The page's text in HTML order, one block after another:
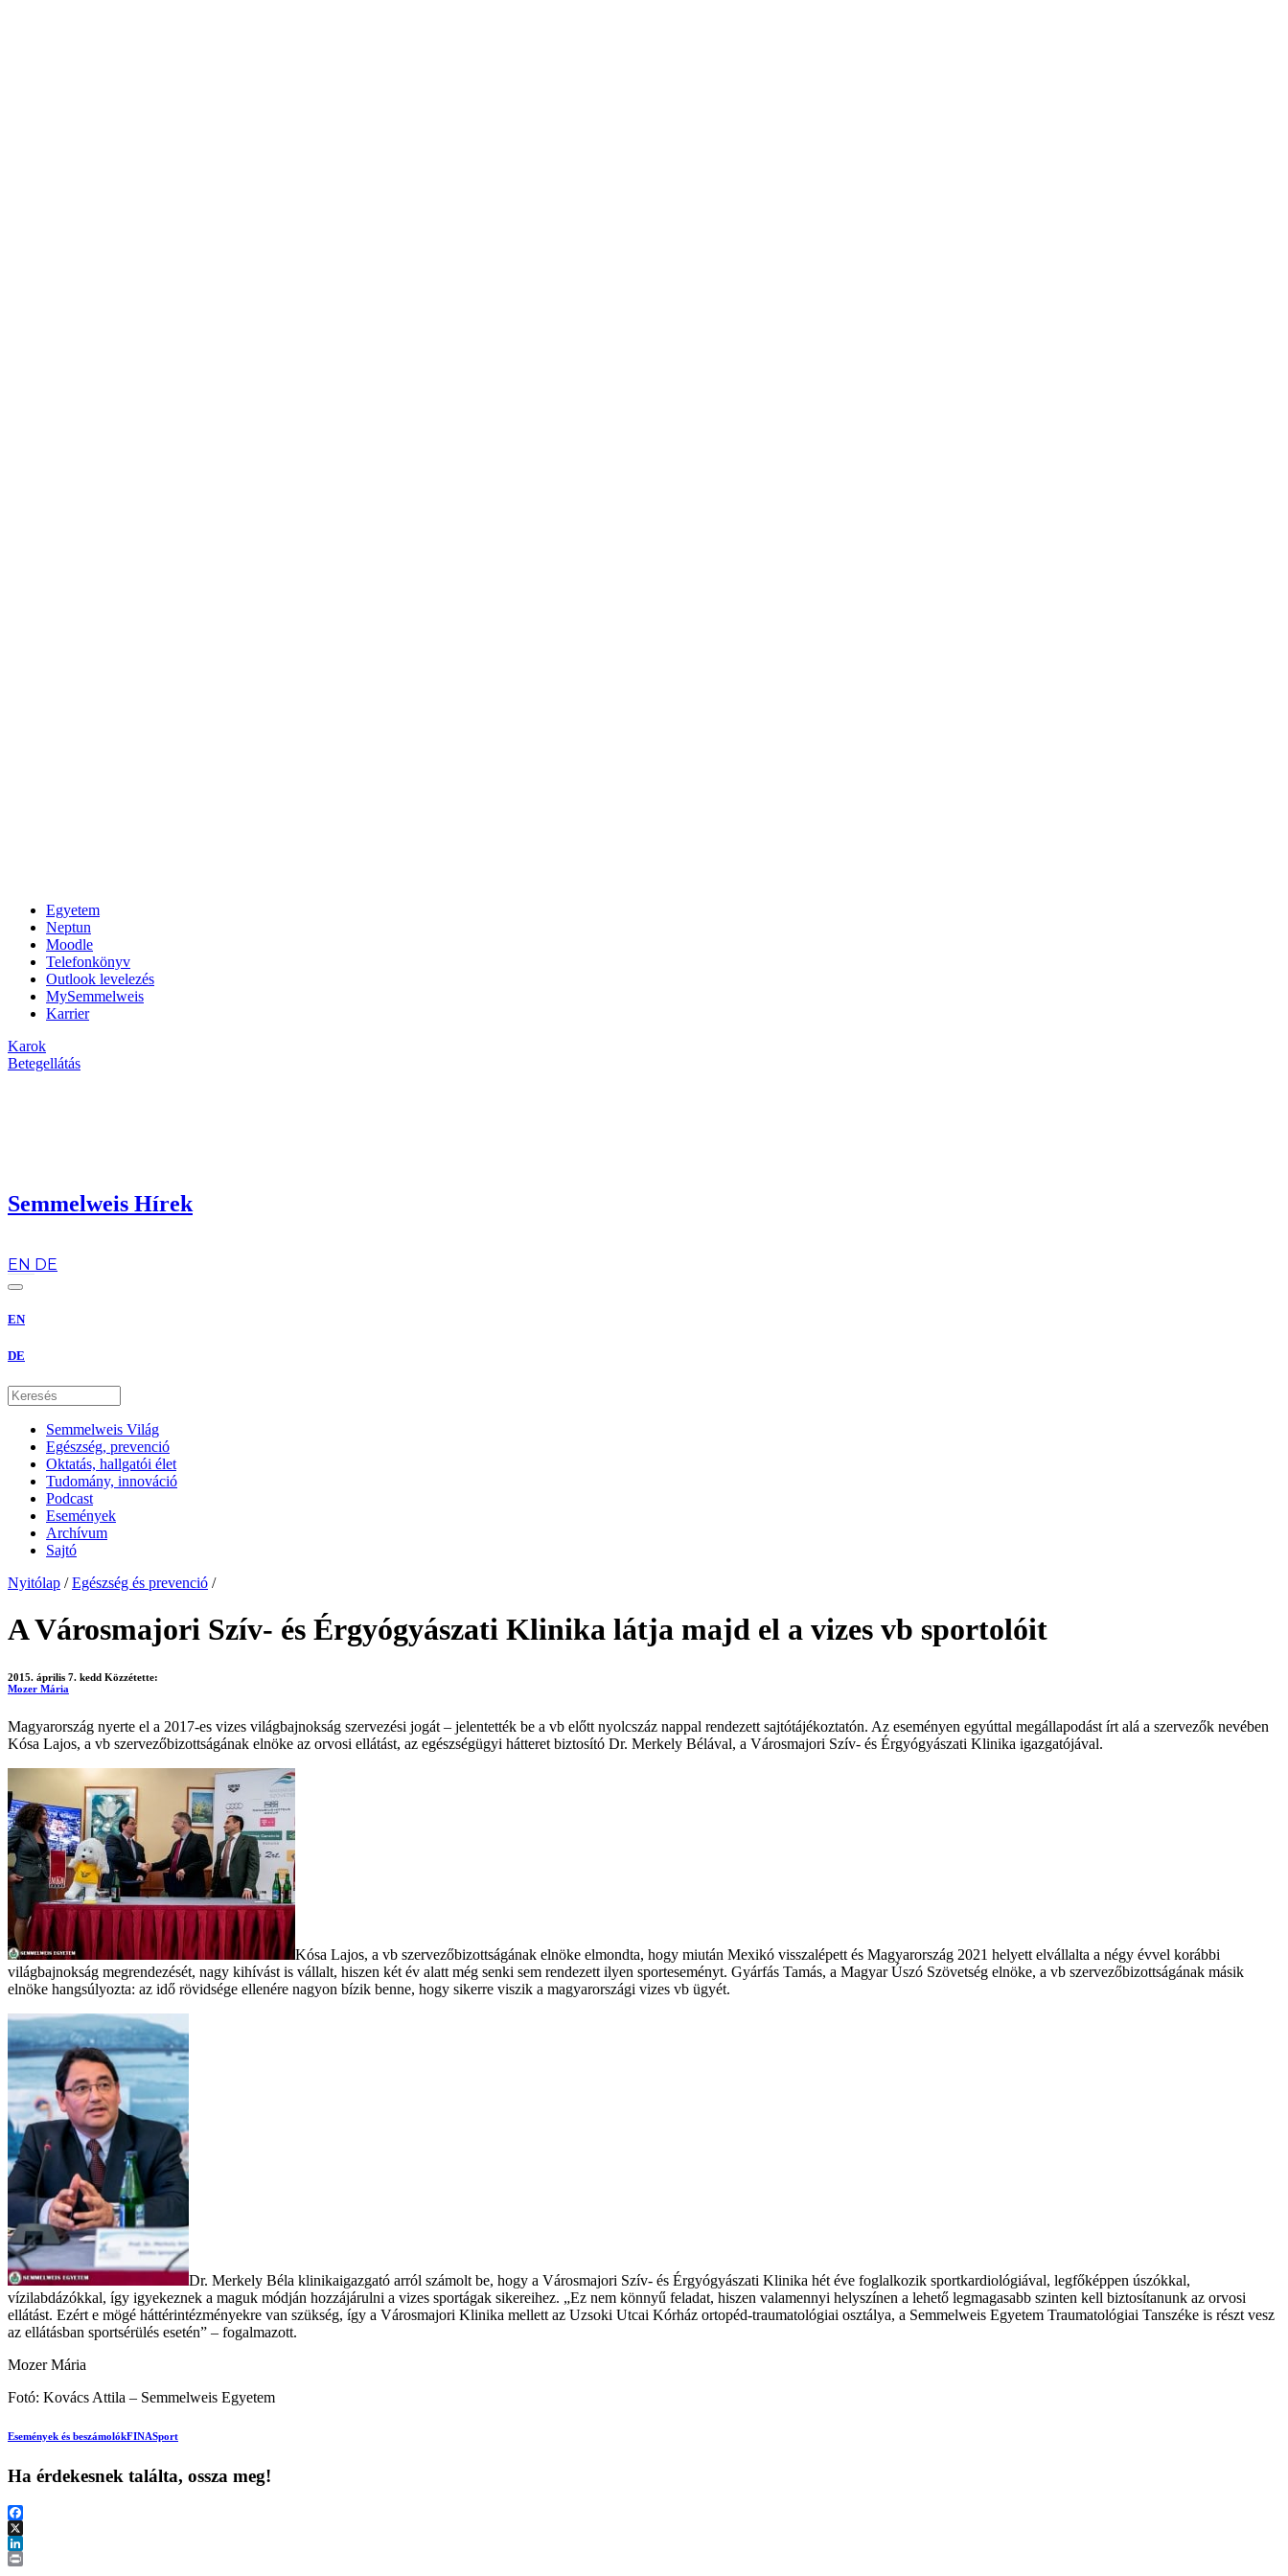
Egyetem
Neptun
Moodle
Telefonkönyv
Outlook levelezés
MySemmelweis
Karrier
Karok
Betegellátás
Semmelweis Hírek
EN DE
EN
DE
Semmelweis Világ
Egészség, prevenció
Oktatás, hallgatói élet
Tudomány, innováció
Podcast
Események
Archívum
Sajtó
Nyitólap / Egészség és prevenció /
A Városmajori Szív- és Érgyógyászati Klinika látja majd el a vizes vb sportolóit
2015. április 7. kedd Közzétette:
Mozer Mária
Magyarország nyerte el a 2017-es vizes világbajnokság szervezési jogát – jelentették be a vb előtt nyolcszáz nappal rendezett sajtótájékoztatón. Az eseményen egyúttal megállapodást írt alá a szervezők nevében
Kósa Lajos, a vb szervezőbizottságának elnöke az orvosi ellátást, az egészségügyi hátteret biztosító Dr. Merkely Bélával, a Városmajori Szív- és Érgyógyászati Klinika igazgatójával.
Kósa Lajos, a vb szervezőbizottságának elnöke elmondta, hogy miután Mexikó visszalépett és Magyarország 2021 helyett elvállalta a négy évvel korábbi
világbajnokság megrendezését, nagy kihívást is vállalt, hiszen két év alatt még senki sem rendezett ilyen sporteseményt. Gyárfás Tamás, a Magyar Úszó Szövetség elnöke, a vb szervezőbizottságának másik
elnöke hangsúlyozta: az idő rövidsége ellenére nagyon bízik benne, hogy sikerre viszik a magyarországi vizes vb ügyét.
Dr. Merkely Béla klinikaigazgató arról számolt be, hogy a Városmajori Szív- és Érgyógyászati Klinika hét éve foglalkozik sportkardiológiával, legfőképpen úszókkal,
vízilabdázókkal, így igyekeznek a maguk módján hozzájárulni a vizes sportágak sikereihez. „Ez nem könnyű feladat, hiszen valamennyi helyszínen a lehető legmagasabb szinten kell biztosítanunk az orvosi
ellátást. Ezért e mögé háttérintézményekre van szükség, így a Városmajori Klinika mellett az Uzsoki Utcai Kórház ortopéd-traumatológiai osztálya, a Semmelweis Egyetem Traumatológiai Tanszéke is részt vesz
az ellátásban sportsérülés esetén” – fogalmazott.
Mozer Mária
Fotó: Kovács Attila – Semmelweis Egyetem
Események és beszámolókFINASport
Ha érdekesnek találta, ossza meg!
Facebook
X
LinkedIn